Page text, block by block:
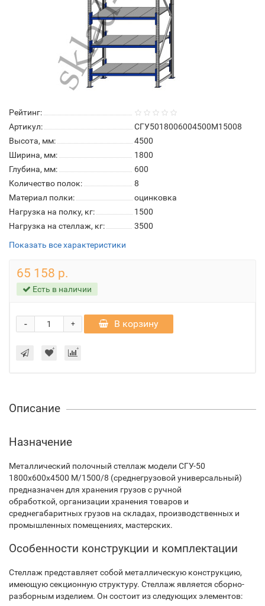
Рейтинг:
Артикул:
СГУ5018006004500М15008
Высота, мм:
4500
Ширина, мм:
1800
Глубина, мм:
600
Количество полок:
8
Материал полки:
оцинковка
Нагрузка на полку, кг:
1500
Нагрузка на стеллаж, кг:
3500
Показать все характеристики
65 158 р.
Есть в наличии
+
- В корзину
Описание
Назначение
Металлический полочный стеллаж модели СГУ-50
1800х600х4500 М/1500/8 (среднегрузовой универсальный)
предназначен для хранения грузов с ручной
обработкой, организации хранения товаров и
среднегабаритных грузов на складах, производственных и
промышленных помещениях, мастерских.
Особенности конструкции и комплектации
Стеллаж представляет собой металлическую конструкцию,
имеющую секционную структуру. Стеллаж является сборно-
разборным изделием. Он состоит из следующих элементов: